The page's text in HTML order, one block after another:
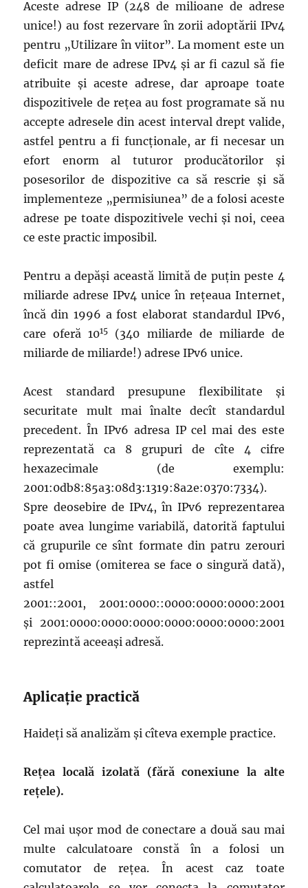
Aceste adrese IP (248 de milioane de adrese
unice!) au fost rezervare în zorii adoptării IPv4
pentru „Utilizare în viitor”. La moment este un
deficit mare de adrese IPv4 și ar fi cazul să fie
atribuite și aceste adrese, dar aproape toate
dispozitivele de rețea au fost programate să nu
accepte adresele din acest interval drept valide,
astfel pentru a fi funcționale, ar fi necesar un
efort enorm al tuturor producătorilor și
posesorilor de dispozitive ca să rescrie și să
implementeze „permisiunea” de a folosi aceste
adrese pe toate dispozitivele vechi și noi, ceea
ce este practic imposibil.
Pentru a depăși această limită de puțin peste 4
miliarde adrese IPv4 unice în rețeaua Internet,
încă din 1996 a fost elaborat standardul IPv6,
care oferă 1015
(340 miliarde de miliarde de
miliarde de miliarde!) adrese IPv6 unice.
Acest standard presupune flexibilitate și
securitate mult mai înalte decît standardul
precedent. În IPv6 adresa IP cel mai des este
reprezentată ca 8 grupuri de cîte 4 cifre
hexazecimale (de exemplu:
2001:0db8:85a3:08d3:1319:8a2e:0370:7334).
Spre deosebire de IPv4, în IPv6 reprezentarea
poate avea lungime variabilă, datorită faptului
că grupurile ce sînt formate din patru zerouri
pot fi omise (omiterea se face o singură dată),
astfel
2001::2001, 2001:0000::0000:0000:0000:2001
și 2001:0000:0000:0000:0000:0000:0000:2001
reprezintă aceeași adresă.
Aplicație practică
Haideți să analizăm și cîteva exemple practice.
Rețea locală izolată (fără conexiune la alte
rețele).
Cel mai ușor mod de conectare a două sau mai
multe calculatoare constă în a folosi un
comutator de rețea. În acest caz toate